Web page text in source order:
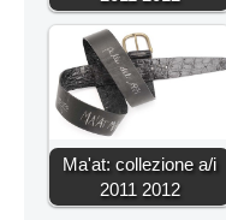
Ma'at: collezione a/i
2011 2012